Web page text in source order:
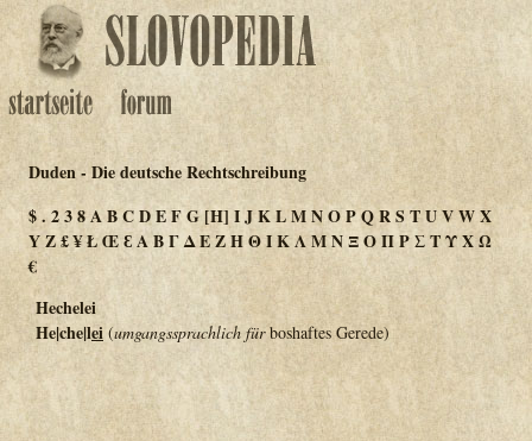
Duden - Die deutsche Rechtschreibung
$.238ABCDEFG[H] IJKLMNOPQRS TUVWX
YZ£¥ŁŒƐΑΒΓΔΕΖΗΘΙΚΛΜΝΞΟΠΡΣΤΥΧΩ
€
Hechelei
He|che|lei (umgangssprachlich fürboshaftes Gerede)